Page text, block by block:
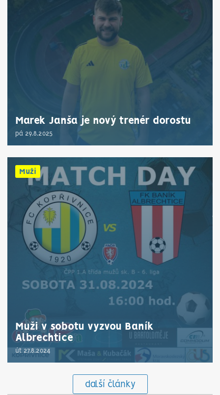
Marek Janša je nový trenér dorostu
pá 29.8.2025
Muži
Muži v sobotu vyzvou Baník
Albrechtice
út 27.8.2024
další články